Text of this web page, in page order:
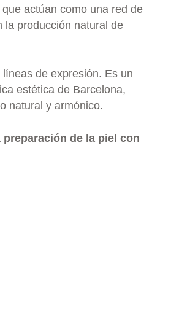
actúan como una red de
la producción natural de
de expresión. Es un
estética de Barcelona,
natural y armónico.
de la piel con